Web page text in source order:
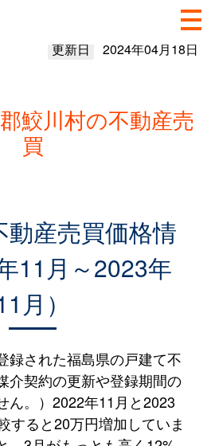
更新日 2024年04月18日
鮫川村の不動産売
買
産売買価格情
11月～2023年
月）
録された福島県の戸建て不
介契約の更新や登録期間の
ん。）2022年11月と2023
すると20万円増加していま